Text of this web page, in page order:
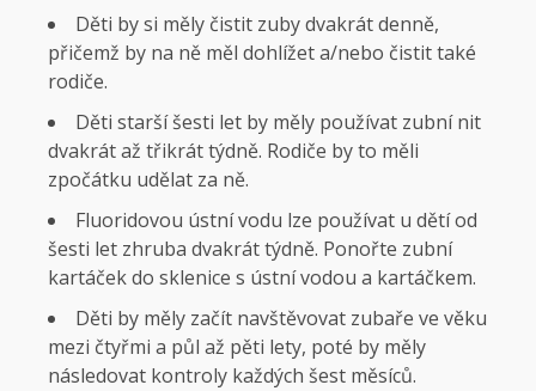
Děti by si měly čistit zuby dvakrát denně,
přičemž by na ně měl dohlížet a/nebo čistit také
rodiče.
Děti starší šesti let by měly používat zubní nit
dvakrát až třikrát týdně. Rodiče by to měli
zpočátku udělat za ně.
Fluoridovou ústní vodu lze používat u dětí od
šesti let zhruba dvakrát týdně. Ponořte zubní
kartáček do sklenice s ústní vodou a kartáčkem.
Děti by měly začít navštěvovat zubaře ve věku
mezi čtyřmi a půl až pěti lety, poté by měly
následovat kontroly každých šest měsíců.